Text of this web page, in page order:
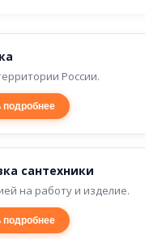
России.
подробнее
сантехники
на работу и изделие.
подробнее